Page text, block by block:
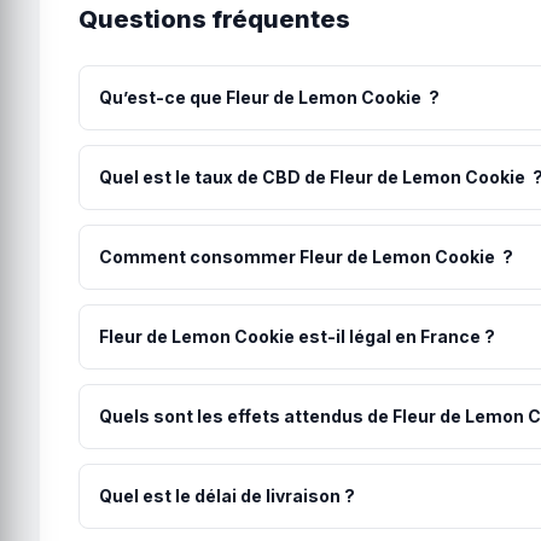
Questions fréquentes
Qu’est-ce que Fleur de Lemon Cookie ?
La Lemon Cookie est une variété élégante dotée
et de nuances pâtissières gourmandes. Ses fleurs
Quel est le taux de CBD de Fleur de Lemon Cookie ?
Fleur de Lemon Cookie contient 6% de CBD. Avec
douceur.
Comment consommer Fleur de Lemon Cookie ?
La méthode recommandée pour Fleur de Lemon
quantité et augmentez progressivement selon vos
Fleur de Lemon Cookie est-il légal en France ?
Oui, Fleur de Lemon Cookie est parfaitement légal en
Le producteur s'engage sur cette conformité via notre
Quels sont les effets attendus de Fleur de Lemon
Les utilisateurs rapportent généralement une
les personnes, le dosage et le moment de la journée.
Quel est le délai de livraison ?